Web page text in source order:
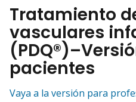
Tratamiento
vasculares
pacientes
Vaya a la versión para